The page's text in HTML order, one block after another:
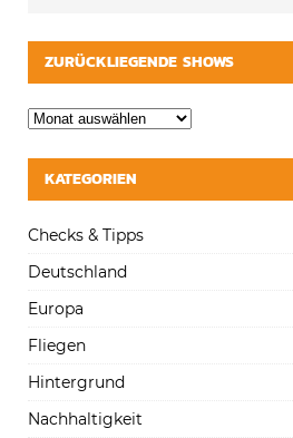
ZURÜCKLIEGENDE SHOWS
KATEGORIEN
Checks & Tipps
Deutschland
Europa
Fliegen
Hintergrund
Nachhaltigkeit